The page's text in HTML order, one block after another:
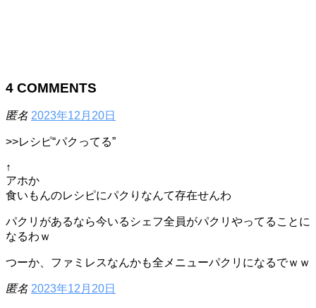
4 COMMENTS
匿名 2023年12月20日
>>レシピ“パクってる”
↑
アホか
食いもんのレシピにパクりなんて存在せんわ
パクリがあるなら今いるシェフ全員がパクリやってることに
なるわｗ
つーか、ファミレスなんかも全メニューパクリになるでｗｗ
匿名 2023年12月20日